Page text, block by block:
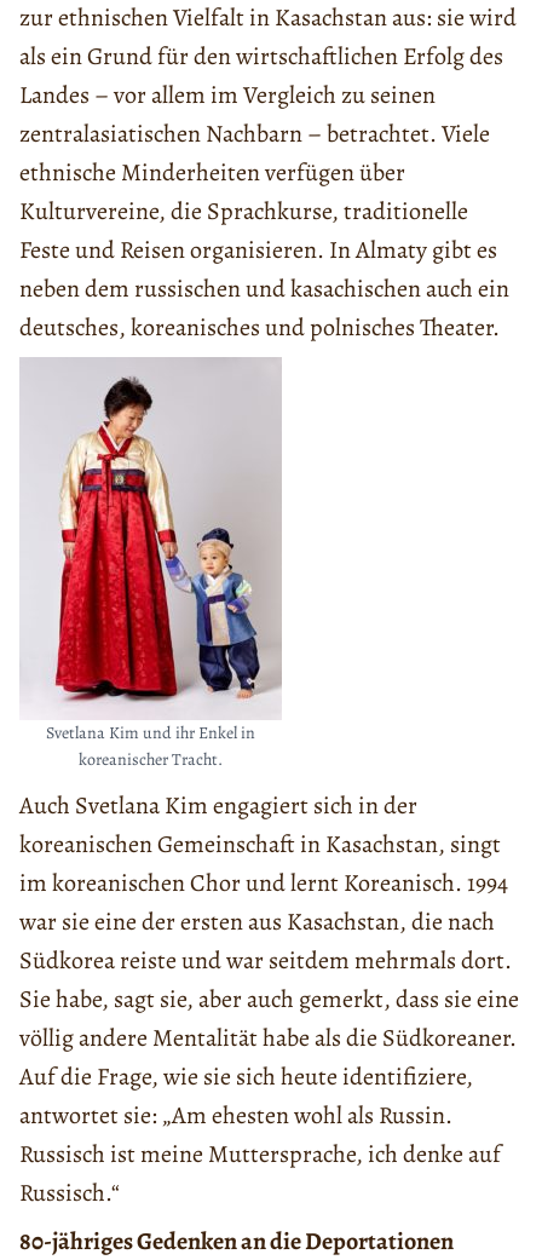
zur ethnischen Vielfalt in Kasachstan aus: sie wird
als ein Grund für den wirtschaftlichen Erfolg des
Landes – vor allem im Vergleich zu seinen
zentralasiatischen Nachbarn – betrachtet. Viele
ethnische Minderheiten verfügen über
Kulturvereine, die Sprachkurse, traditionelle
Feste und Reisen organisieren. In Almaty gibt es
neben dem russischen und kasachischen auch ein
deutsches, koreanisches und polnisches Theater.
Svetlana Kim und ihr Enkel in
koreanischer Tracht.
Auch Svetlana Kim engagiert sich in der
koreanischen Gemeinschaft in Kasachstan, singt
im koreanischen Chor und lernt Koreanisch. 1994
war sie eine der ersten aus Kasachstan, die nach
Südkorea reiste und war seitdem mehrmals dort.
Sie habe, sagt sie, aber auch gemerkt, dass sie eine
völlig andere Mentalität habe als die Südkoreaner.
Auf die Frage, wie sie sich heute identifiziere,
antwortet sie: „Am ehesten wohl als Russin.
Russisch ist meine Muttersprache, ich denke auf
Russisch.“
80-jähriges Gedenken an die Deportationen